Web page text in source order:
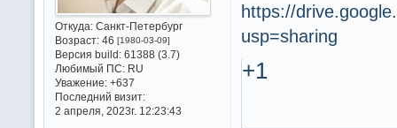
Откуда:Санкт-Петербург
Возраст:46 [1980-03-09]
Версия build:61388 (3.7)
Любимый ПС:RU
Уважение: +637
Последний визит:
2 апреля, 2023г. 12:23:43
https://
usp=sharing
+1